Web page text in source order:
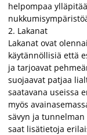
helpompaa
2. Lakanat
Lakanat ovat
käytännöllisiä että
ja tarjoavat
suojaavat patjaa
saatavana useissa
myös
sävyn ja tunnelman
saat lisätietoja